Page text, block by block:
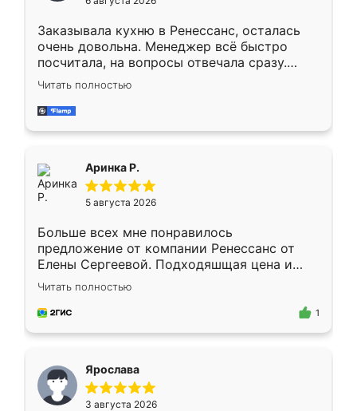
мебели буду заказывать только здесь.
Заказывала кухню в Ренессанс, осталась
очень довольна. Менеджер всё быстро
посчитала, на вопросы отвечала сразу.
Замерщик приехал в субботу, подошёл к
делу со всей ответственностью. Собрали
за день, ребята работали аккуратно, даже
Читать полностью
Аринка Р.
5 августа 2026
Больше всех мне понравилось
предложение от компании Ренессанс от
Елены Сергеевой. Подходяшщая цена и
короткие сроки изготовления. Приехавший
для замера сотрудник Владислав
предложил по моему эскизу самый
Читать полностью
1
Ярослава
3 августа 2026